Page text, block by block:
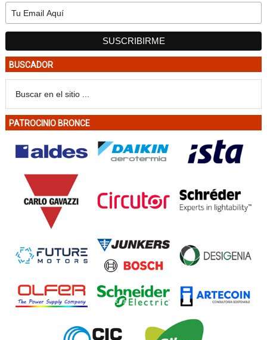
BUSCADOR
PATROCINIO BRONCE